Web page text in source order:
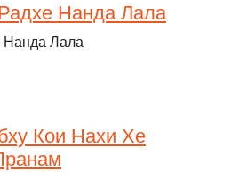
Нанда Лала
Нанда Лала
Кои Нахи Хе